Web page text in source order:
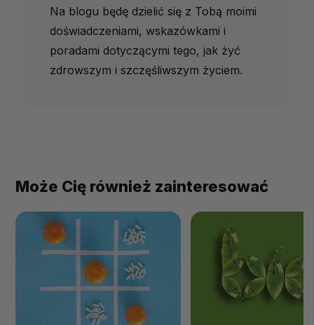
Na blogu będę dzielić się z Tobą moimi
doświadczeniami, wskazówkami i
poradami dotyczącymi tego, jak żyć
zdrowszym i szczęśliwszym życiem.
Może Cię również zainteresować